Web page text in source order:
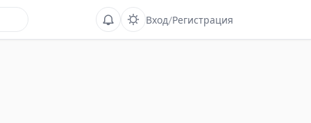
Вход/Регистрация